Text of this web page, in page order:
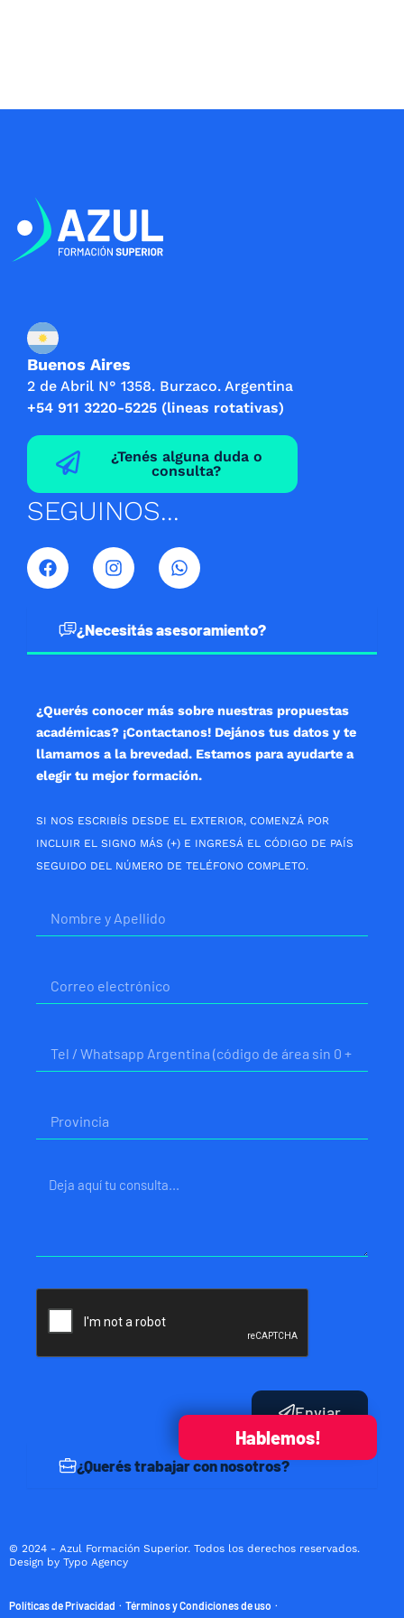
Hablemos!
Buenos Aires
2 de Abril N° 1358. Burzaco. Argentina
+54 911 3220-5225 (lineas rotativas)
¿Tenés alguna duda o
consulta?
SEGUINOS...
F
a
c
I
n
s
a
W
h
a
s
¿Necesitás asesoramiento?
¿Querés trabajar con nosotros?
¿Querés conocer más sobre nuestras propuestas
académicas? ¡Contactanos! Dejános tus datos y te
llamamos a la brevedad. Estamos para ayudarte a
elegir tu mejor formación.
SI NOS ESCRIBÍS DESDE EL EXTERIOR, COMENZÁ POR
INCLUIR EL SIGNO MÁS (+) E INGRESÁ EL CÓDIGO DE PAÍS
SEGUIDO DEL NÚMERO DE TELÉFONO COMPLETO.
electrónico
Mensaje
Enviar
© 2024 - Azul Formación Superior. Todos los derechos reservados.
Design by Typo Agency
Políticas de Privacidad · Términos y Condiciones de uso ·